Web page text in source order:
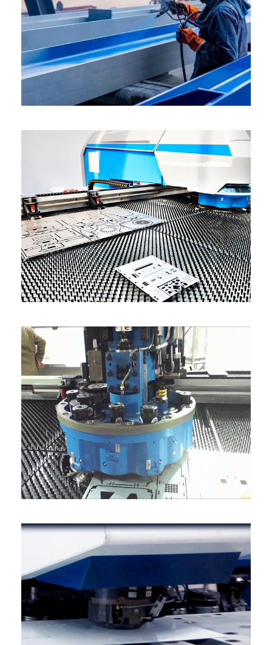
PINTURA 1
PUNCIONADEIRA 6
PUNCIONADEIRA 5